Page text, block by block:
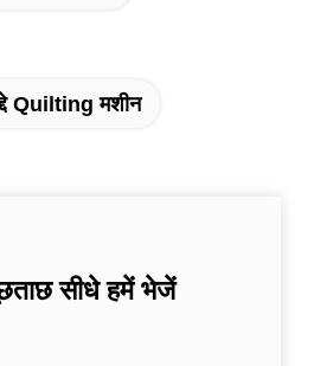
Quilting मशीन
सीधे हमें भेजें